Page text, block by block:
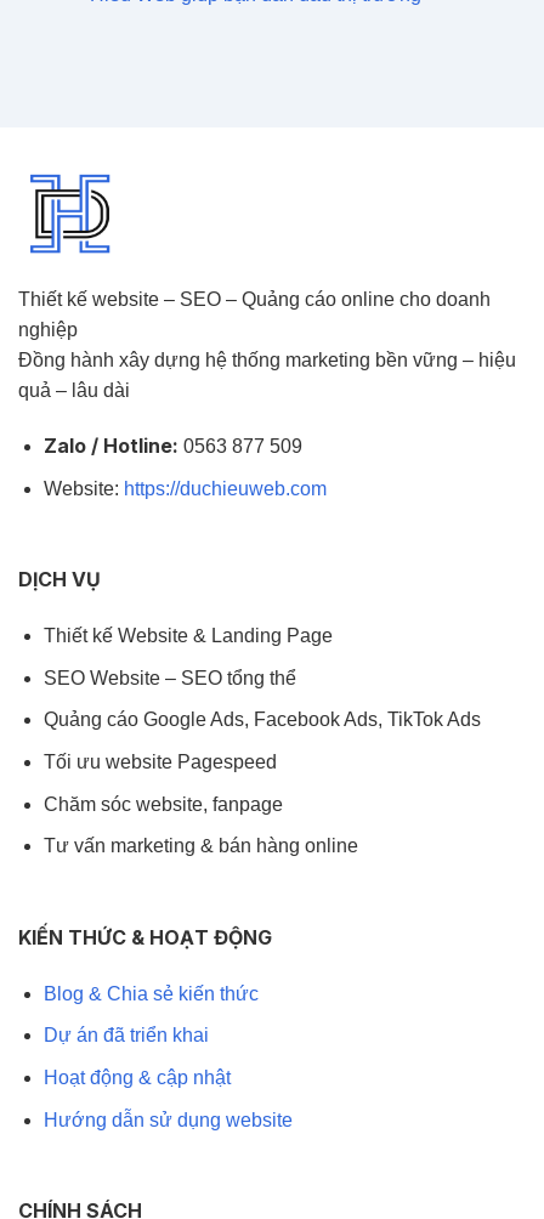
Thiết kế website – SEO – Quảng cáo online cho doanh
nghiệp
Đồng hành xây dựng hệ thống marketing bền vững – hiệu
quả – lâu dài
Zalo / Hotline: 0563 877 509
Website: https://duchieuweb.com
DỊCH VỤ
Thiết kế Website & Landing Page
SEO Website – SEO tổng thể
Quảng cáo Google Ads, Facebook Ads, TikTok Ads
Tối ưu website Pagespeed
Chăm sóc website, fanpage
Tư vấn marketing & bán hàng online
KIẾN THỨC & HOẠT ĐỘNG
Blog & Chia sẻ kiến thức
Dự án đã triển khai
Hoạt động & cập nhật
Hướng dẫn sử dụng website
CHÍNH SÁCH